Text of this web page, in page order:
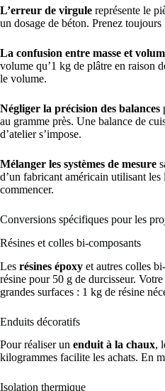
L’erreur de virgule représente le
un dosage de béton. Prenez
La confusion entre masse et
volume qu’1 kg de plâtre en raison
le volume.
Négliger la précision des balances
au gramme près. Une balance de
d’atelier s’impose.
Mélanger les systèmes de mesure
d’un fabricant américain utilisant
commencer.
Conversions spécifiques pour les
Résines et colles bi-composants
Les résines époxy et autres colles
résine pour 50 g de durcisseur. Votre
grandes surfaces : 1 kg de résine
Enduits décoratifs
Pour réaliser un enduit à la chaux,
kilogrammes facilite les achats. En
Isolation thermique